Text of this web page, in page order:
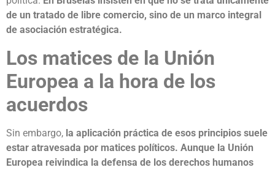
de un tratado de libre comercio, sino de un marco integral
de asociación estratégica.
Los matices de la Unión
Europea a la hora de los
acuerdos
Sin embargo, la aplicación práctica de esos principios suele
estar atravesada por matices políticos. Aunque la Unión
Europea reivindica la defensa de los derechos humanos